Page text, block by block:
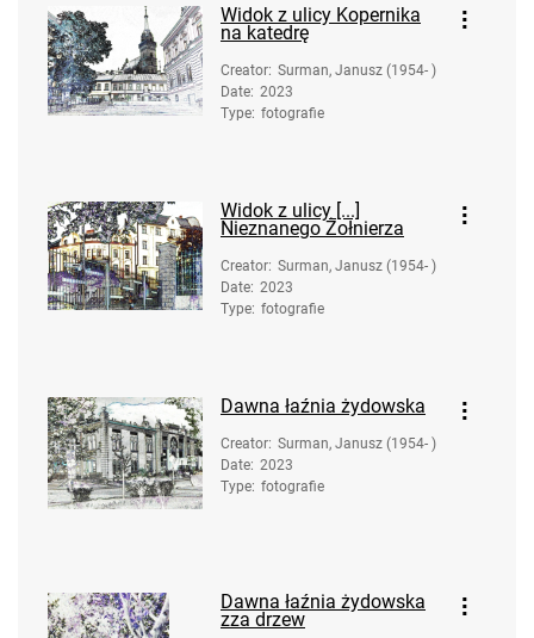
Widok z ulicy Kopernika
na katedrę
Creator: Surman, Janusz (1954- )
Date: 2023
Type: fotografie
Widok z ulicy [...]
Nieznanego Żołnierza
Creator: Surman, Janusz (1954- )
Date: 2023
Type: fotografie
Dawna łaźnia żydowska
Creator: Surman, Janusz (1954- )
Date: 2023
Type: fotografie
Dawna łaźnia żydowska
zza drzew